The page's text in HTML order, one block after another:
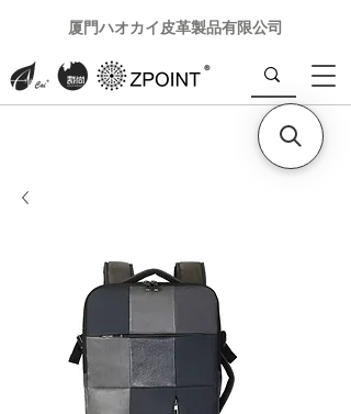
厦門ハオカイ皮革製品有限公司